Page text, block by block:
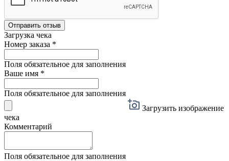
Отправить отзыв
Загрузка чека
Номер заказа *
Поля обязательное для заполнения
Ваше имя *
Поля обязательное для заполнения
Загрузить изображение
чека
Комментарий
Поля обязательное для заполнения